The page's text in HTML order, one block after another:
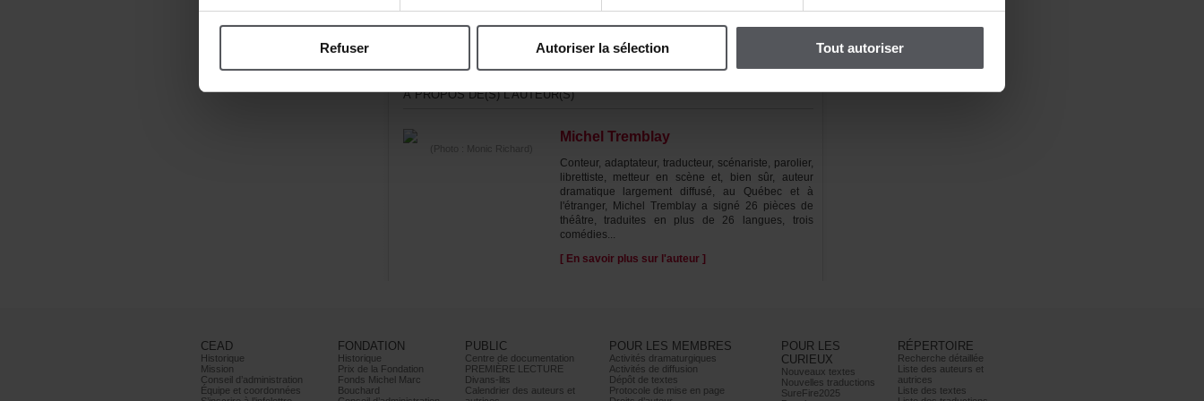
Refuser Autoriserlasélection Toutautoriser
ÀPROPOSDE(S)L'AUTEUR(S)
(Photo:MonicRichard)
MichelTremblay
Conteur,adaptateur,traducteur,scénariste,parolier,
librettiste,metteurenscèneet,biensûr,auteur
dramatiquelargementdiffusé,auQuébecetà
l'étranger,MichelTremblayasigné26piècesde
théâtre,traduitesenplusde26langues,trois
comédies...
[Ensavoirplussurl'auteur]
CEAD
Historique
Mission
Conseild’administration
Équipeetcoordonnées
FONDATION
Historique
PrixdelaFondation
FondsMichelMarc
Bouchard
PUBLIC
Centrededocumentation
PREMIÈRELECTURE
Divans-lits
Calendrierdesauteurset
POURLESMEMBRES
Activitésdramaturgiques
Activitésdediffusion
Dépôtdetextes
Protocoledemiseenpage
POURLES
CURIEUX
Nouveauxtextes
Nouvellestraductions
SureFire2025
RÉPERTOIRE
Recherchedétaillée
Listedesauteurset
autrices
Listedestextes